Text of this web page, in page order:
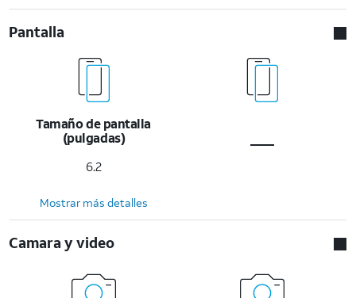
Pantalla
Tamaño de pantalla
(pulgadas)
6.2
Mostrar más detalles
Camara y video